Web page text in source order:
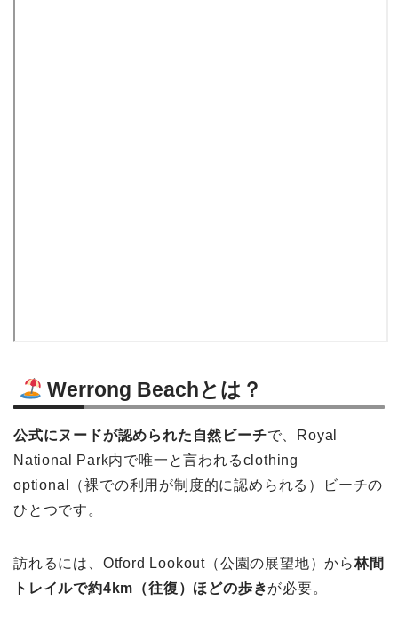
Werrong Beachとは？
公式にヌードが認められた自然ビーチで、Royal
National Park内で唯一と言われるclothing
optional（裸での利用が制度的に認められる）ビーチの
ひとつです。
訪れるには、Otford Lookout（公園の展望地）から林間
トレイルで約4km（往復）ほどの歩きが必要。